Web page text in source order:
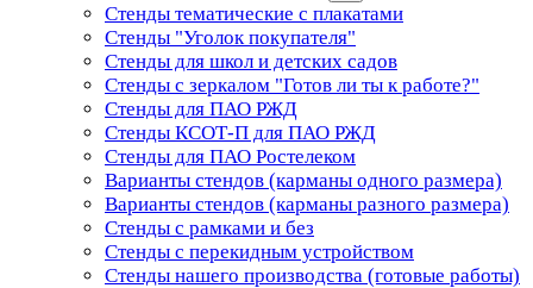
Стенды тематические с плакатами
Стенды "Уголок покупателя"
Стенды для школ и детских садов
Стенды с зеркалом "Готов ли ты к работе?"
Стенды для ПАО РЖД
Стенды КСОТ-П для ПАО РЖД
Стенды для ПАО Ростелеком
Варианты стендов (карманы одного размера)
Варианты стендов (карманы разного размера)
Стенды с рамками и без
Стенды с перекидным устройством
Стенды нашего производства (готовые работы)